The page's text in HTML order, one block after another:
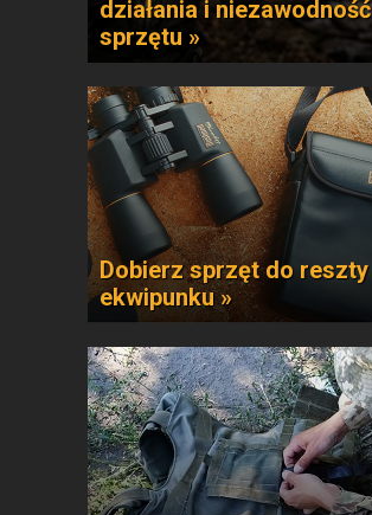
działania i niezawodność
sprzętu »
Dobierz sprzęt do reszty
ekwipunku »